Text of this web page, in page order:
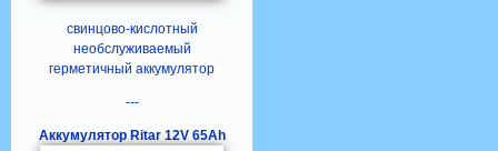
свинцово-кислотный
необслуживаемый
герметичный аккумулятор
---
Аккумулятор Ritar 12V 65Ah